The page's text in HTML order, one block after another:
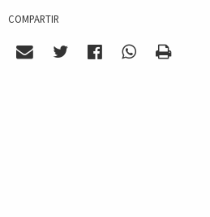
COMPARTIR